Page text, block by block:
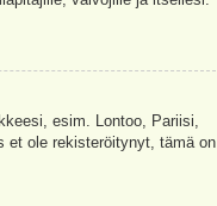
esim. Lontoo, Pariisi,
et ole rekisteröitynyt, tämä on